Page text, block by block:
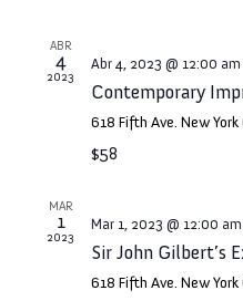
ABR
4
2023
Abr 4, 2023 @ 12:00 am
Contemporary
618 Fifth Ave. New York
$58
MAR
1
2023
Mar 1, 2023 @ 12:00 am
Sir John Gilbert’s
618 Fifth Ave. New York